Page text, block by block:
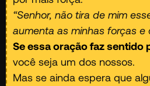
“Senhor, não tira de mim
aumenta as minhas forças e
Se essa oração faz sentido
você seja um dos nossos.
Mas se ainda espera que